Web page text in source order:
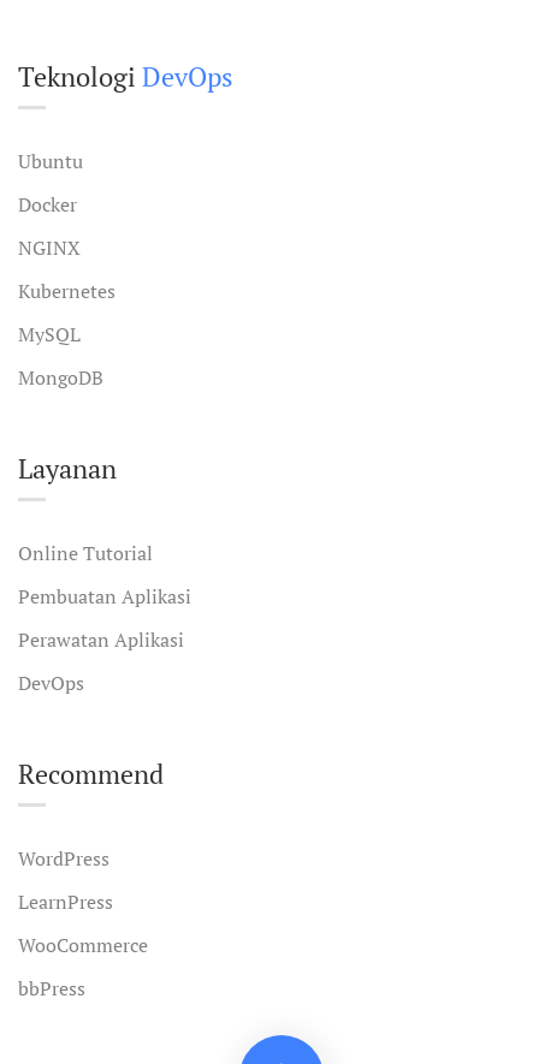
Teknologi DevOps
Ubuntu
Docker
NGINX
Kubernetes
MySQL
MongoDB
Layanan
Online Tutorial
Pembuatan Aplikasi
Perawatan Aplikasi
DevOps
Recommend
WordPress
LearnPress
WooCommerce
bbPress